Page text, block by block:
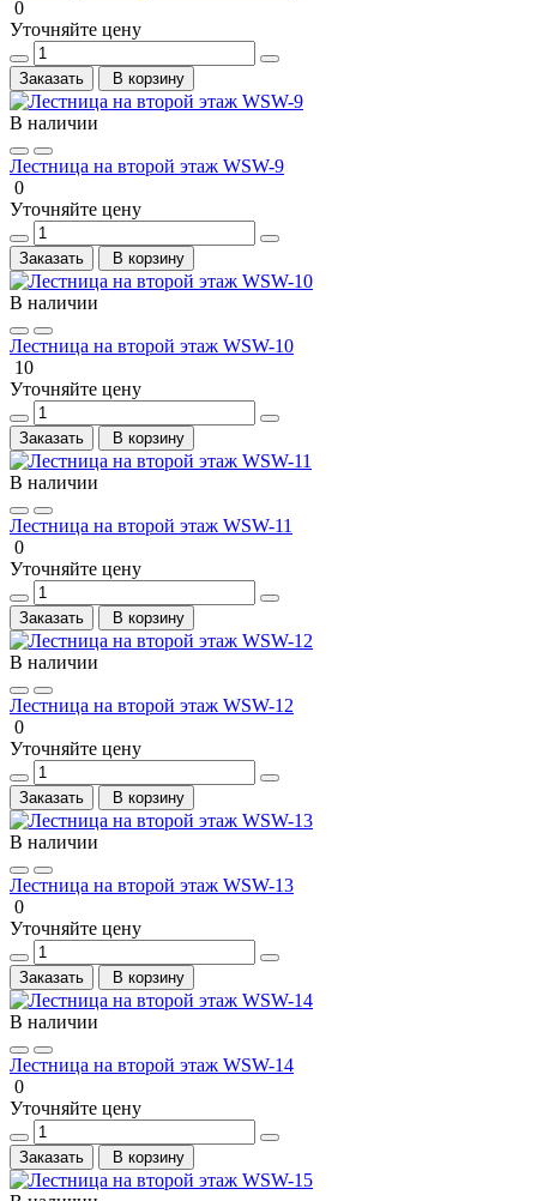
0
Уточняйте цену
Заказать В корзину
В наличии
Лестница на второй этаж WSW-9
0
Уточняйте цену
Заказать В корзину
В наличии
Лестница на второй этаж WSW-10
10
Уточняйте цену
Заказать В корзину
В наличии
Лестница на второй этаж WSW-11
0
Уточняйте цену
Заказать В корзину
В наличии
Лестница на второй этаж WSW-12
0
Уточняйте цену
Заказать В корзину
В наличии
Лестница на второй этаж WSW-13
0
Уточняйте цену
Заказать В корзину
В наличии
Лестница на второй этаж WSW-14
0
Уточняйте цену
Заказать В корзину